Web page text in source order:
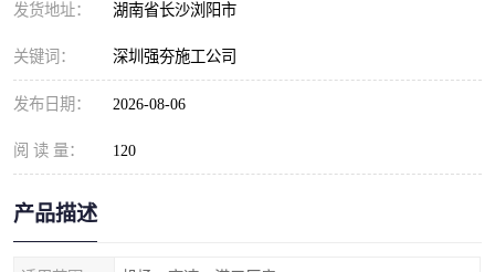
发货地址： 湖南省长沙浏阳市
关键词： 深圳强夯施工公司
发布日期： 2026-08-06
阅 读 量： 120
产品描述